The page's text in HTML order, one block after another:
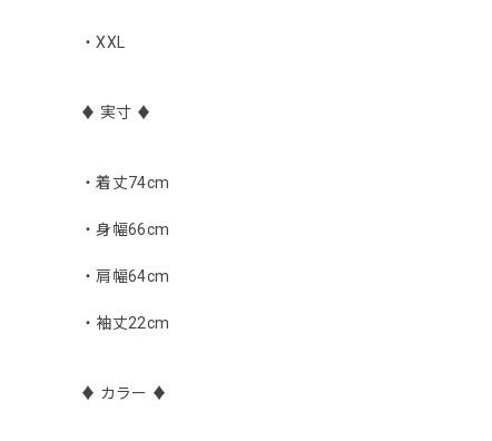
・XXL
♦︎ 実寸 ♦︎
・着丈74cm
・身幅66cm
・肩幅64cm
・袖丈22cm
♦︎ カラー ♦︎